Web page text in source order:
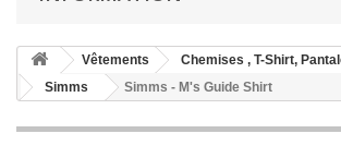
Vêtements
Chemises , T-Shirt,
Simms
Simms - M's Guide Shirt